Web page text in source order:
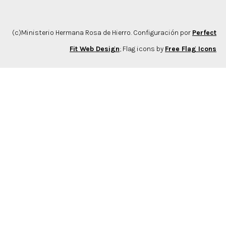
(c)Ministerio Hermana Rosa de Hierro. Configuración por Perfect
Fit Web Design; Flag icons by Free Flag Icons